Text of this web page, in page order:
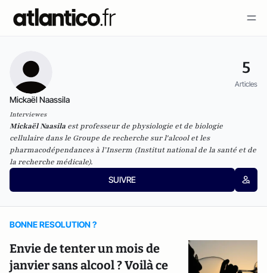
5
Articles
Mickaël Naassila
Interviewes
Mickaël Naasila est professeur de physiologie et de biologie
cellulaire dans le Groupe de recherche sur l'alcool et les
pharmacodépendances à l’Inserm (Institut national de la santé et de
la recherche médicale).
SUIVRE
BONNE RESOLUTION ?
Envie de tenter un mois de
janvier sans alcool ? Voilà ce